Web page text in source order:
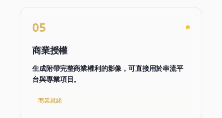
05
商業授權
生成附帶完整商業權利的影像，可直接用於串流平
台與專業項目。
商業就緒